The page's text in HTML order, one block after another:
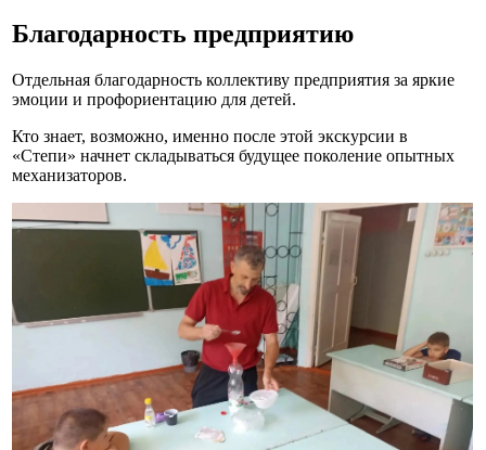
Благодарность предприятию
Отдельная благодарность коллективу предприятия за яркие
эмоции и профориентацию для детей.
Кто знает, возможно, именно после этой экскурсии в
«Степи» начнет складываться будущее поколение опытных
механизаторов.